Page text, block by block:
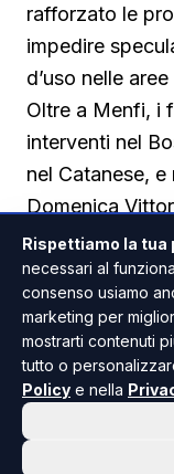
rafforzato le
impedire
d’uso nelle
Oltre a Menfi, i
interventi nel
nel Catanese,
Domenica
Marco
sono previsti a
Carlentini,
e nel territorio
Rispettiamo la tua
necessari al
consenso usiamo
marketing per
mostrarti contenuti
tutto o
Policy e nella